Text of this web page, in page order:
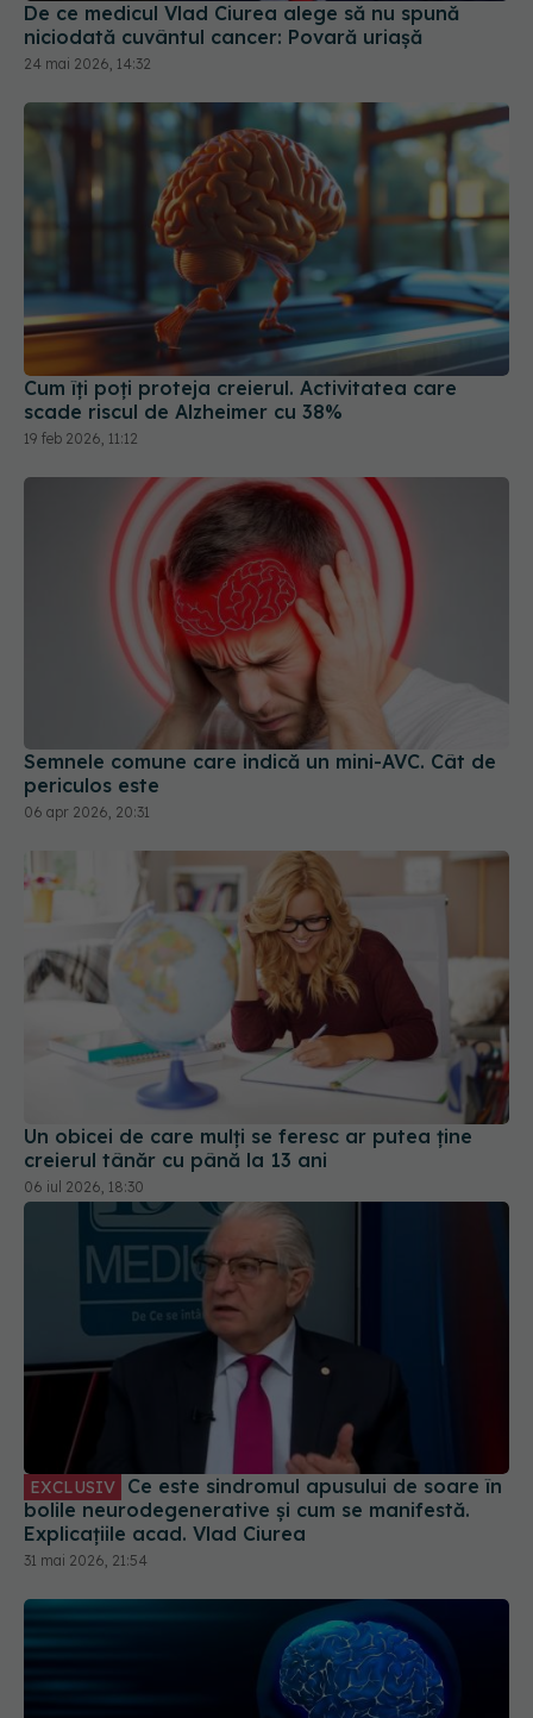
De ce medicul Vlad Ciurea alege să nu spună
niciodată cuvântul cancer: Povară uriașă
24 mai 2026, 14:32
Cum îți poți proteja creierul. Activitatea care
scade riscul de Alzheimer cu 38%
19 feb 2026, 11:12
Semnele comune care indică un mini-AVC. Cât de
periculos este
06 apr 2026, 20:31
Un obicei de care mulți se feresc ar putea ține
creierul tânăr cu până la 13 ani
06 iul 2026, 18:30
EXCLUSIV
bolile neurodegenerative și cum se manifestă.
Explicațiile acad. Vlad Ciurea
31 mai 2026, 21:54